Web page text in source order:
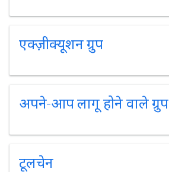
एक्ज़ीक्यूशन ग्रुप
अपने-आप लागू होने वाले ग्रुप
टूलचेन